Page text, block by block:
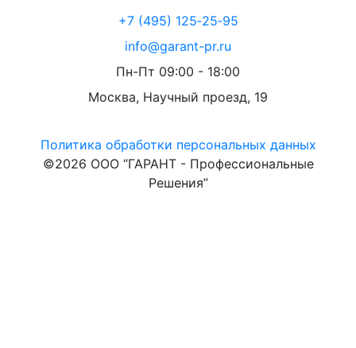
+7 (495) 125‑25‑95
info@garant-pr.ru
Пн-Пт 09:00 - 18:00
Москва, Научный проезд, 19
Политика обработки персональных данных
©2026 ООО “ГАРАНТ - Профессиональные
Решения”